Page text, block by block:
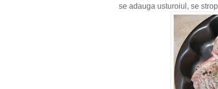
se adauga usturoiul, se